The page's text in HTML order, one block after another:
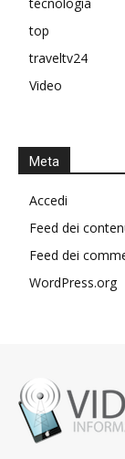
top
traveltv24
Video
Meta
Accedi
Feed dei
Feed dei
WordPress.org